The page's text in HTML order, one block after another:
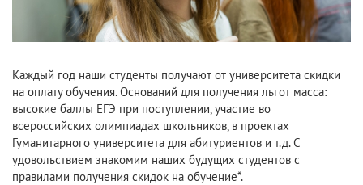
Каждый год наши студенты получают от университета скидки
на оплату обучения. Оснований для получения льгот масса:
высокие баллы ЕГЭ при поступлении, участие во
всероссийских олимпиадах школьников, в проектах
Гуманитарного университета для абитуриентов и т.д. С
удовольствием знакомим наших будущих студентов с
правилами получения скидок на обучение*.